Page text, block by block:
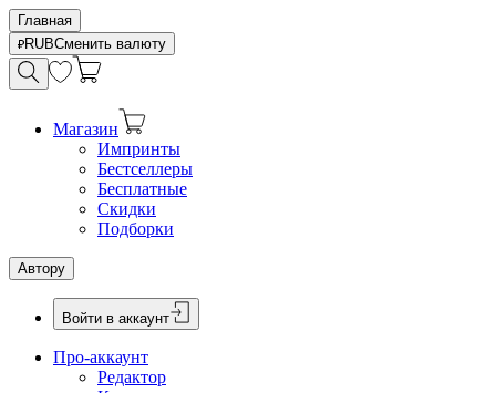
Главная
RUBСменить валюту
Магазин
Импринты
Бестселлеры
Бесплатные
Скидки
Подборки
Автору
Войти в аккаунт
Про-аккаунт
Редактор